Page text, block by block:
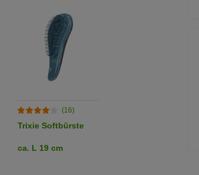
(16)
Trixie Softbürste
ca. L 19 cm